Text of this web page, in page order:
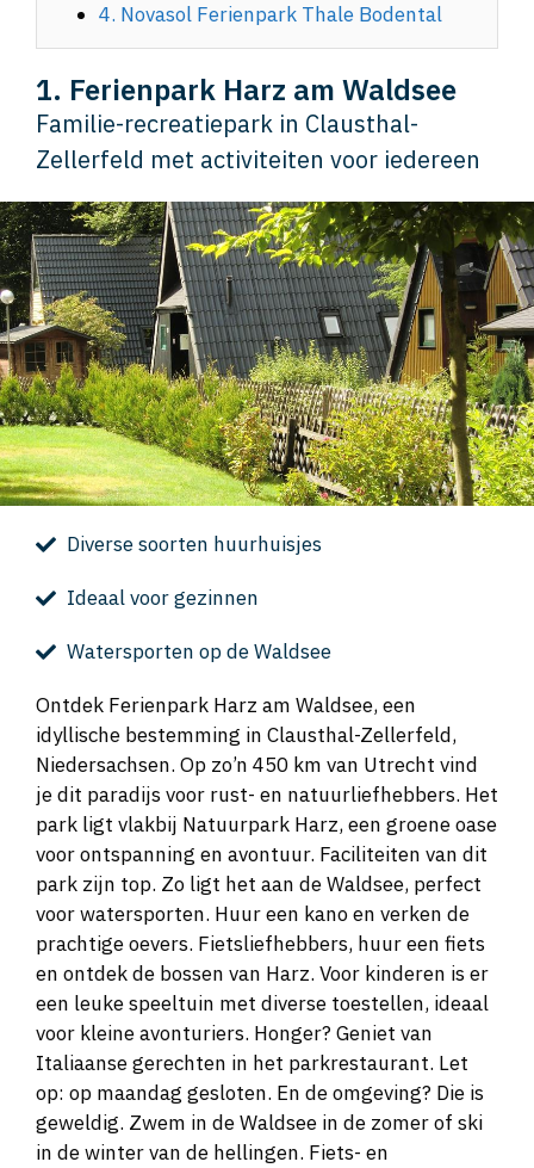
4. Novasol Ferienpark Thale Bodental
1. Ferienpark Harz am Waldsee
Familie-recreatiepark in Clausthal-
Zellerfeld met activiteiten voor iedereen
Diverse soorten huurhuisjes
Ideaal voor gezinnen
Watersporten op de Waldsee
Ontdek Ferienpark Harz am Waldsee, een
idyllische bestemming in Clausthal-Zellerfeld,
Niedersachsen. Op zo’n 450 km van Utrecht vind
je dit paradijs voor rust- en natuurliefhebbers. Het
park ligt vlakbij Natuurpark Harz, een groene oase
voor ontspanning en avontuur. Faciliteiten van dit
park zijn top. Zo ligt het aan de Waldsee, perfect
voor watersporten. Huur een kano en verken de
prachtige oevers. Fietsliefhebbers, huur een fiets
en ontdek de bossen van Harz. Voor kinderen is er
een leuke speeltuin met diverse toestellen, ideaal
voor kleine avonturiers. Honger? Geniet van
Italiaanse gerechten in het parkrestaurant. Let
op: op maandag gesloten. En de omgeving? Die is
geweldig. Zwem in de Waldsee in de zomer of ski
in de winter van de hellingen. Fiets- en